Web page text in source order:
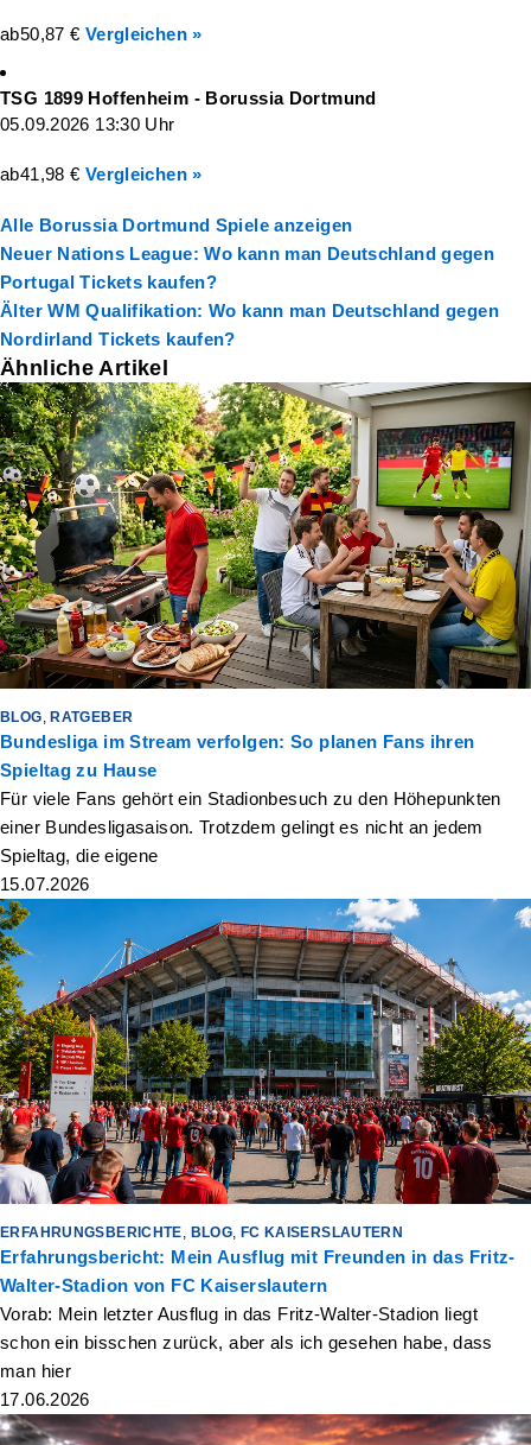
ab50,87 € Vergleichen »
TSG 1899 Hoffenheim - Borussia Dortmund
05.09.2026 13:30 Uhr
ab41,98 € Vergleichen »
Alle Borussia Dortmund Spiele anzeigen
Neuer Nations League: Wo kann man Deutschland gegen
Portugal Tickets kaufen?
Älter WM Qualifikation: Wo kann man Deutschland gegen
Nordirland Tickets kaufen?
Ähnliche Artikel
BLOG ,RATGEBER
Bundesliga im Stream verfolgen: So planen Fans ihren
Spieltag zu Hause
Für viele Fans gehört ein Stadionbesuch zu den Höhepunkten
einer Bundesligasaison. Trotzdem gelingt es nicht an jedem
Spieltag, die eigene
15.07.2026
ERFAHRUNGSBERICHTE, BLOG, FC KAISERSLAUTERN
Erfahrungsbericht: Mein Ausflug mit Freunden in das Fritz-
Walter-Stadion von FC Kaiserslautern
Vorab: Mein letzter Ausflug in das Fritz-Walter-Stadion liegt
schon ein bisschen zurück, aber als ich gesehen habe, dass
man hier
17.06.2026